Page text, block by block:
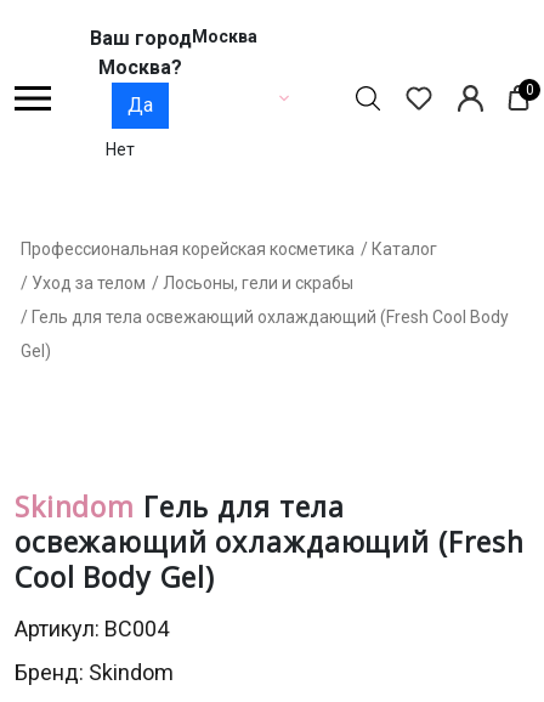
Ваш город
Москва?
Да
Нет
Москва
0
Профессиональная корейская косметика / Каталог
/ Уход за телом / Лосьоны, гели и скрабы
/ Гель для тела освежающий охлаждающий (Fresh Cool Body
Gel)
Skindom Гель для тела
освежающий охлаждающий (Fresh
Cool Body Gel)
Артикул: BC004
Бренд: Skindom